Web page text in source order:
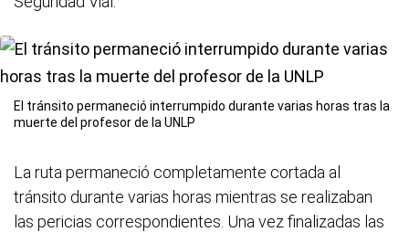
El tránsito permaneció interrumpido durante varias horas tras la
muerte del profesor de la UNLP
La ruta permaneció completamente cortada al
tránsito durante varias horas mientras se realizaban
las pericias correspondientes. Una vez finalizadas las